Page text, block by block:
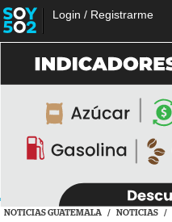
Login / Registrarme
NOTICIAS GUATEMALA / NOTICIAS /